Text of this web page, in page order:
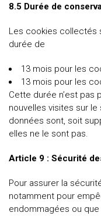
8.5 Durée de
Les cookies collectés
durée de
13 mois pour les
13 mois pour les
Cette durée n’est pas
nouvelles visites sur
données sont, soit
elles ne le sont pas.
Article 9 : Sécurité
Pour assurer la
notamment pour
endommagées ou